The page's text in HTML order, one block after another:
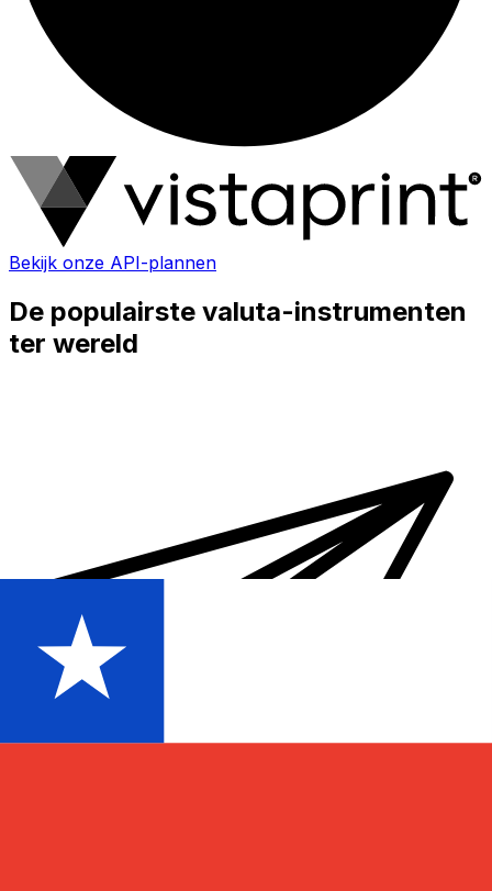
Bekijk onze API-plannen
De populairste valuta-instrumenten
ter wereld